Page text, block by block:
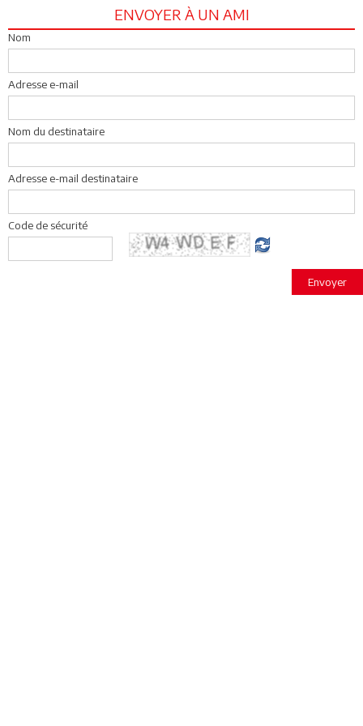
ENVOYER À UN AMI
Nom
Adresse e-mail
Nom du destinataire
Adresse e-mail destinataire
Code de sécurité
Envoyer